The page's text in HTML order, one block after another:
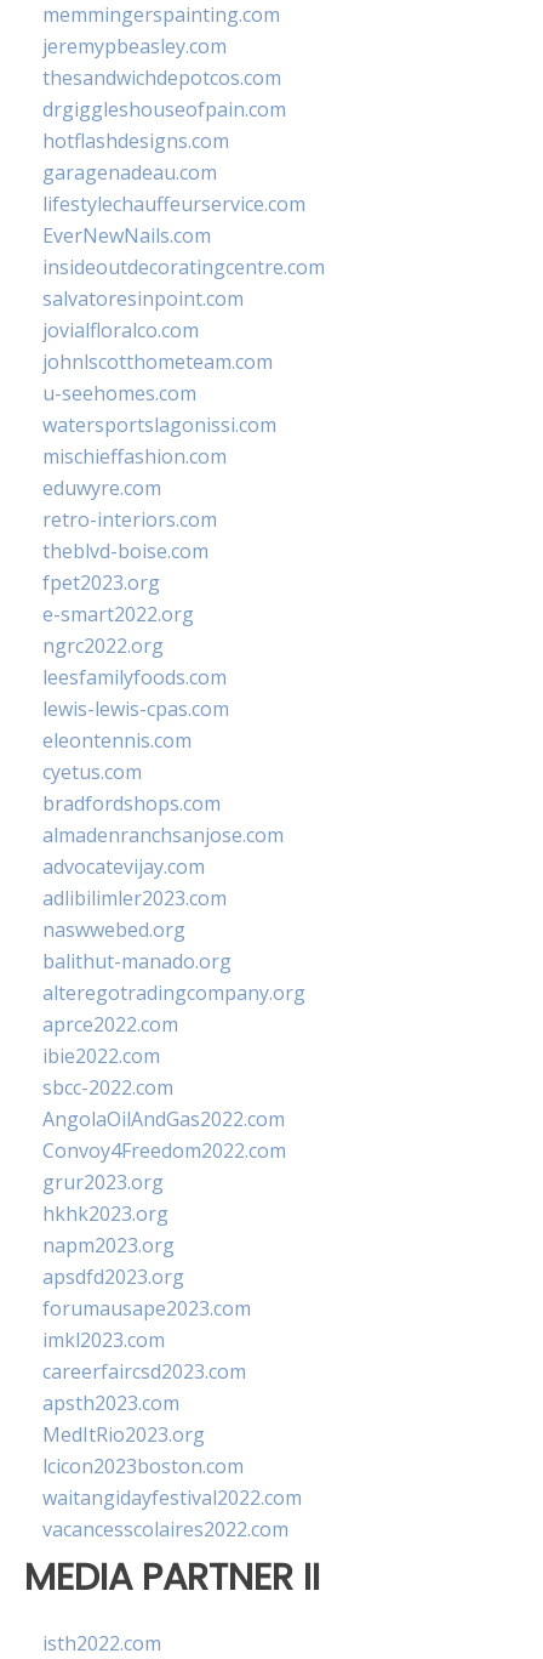
memmingerspainting.com
jeremypbeasley.com
thesandwichdepotcos.com
drgiggleshouseofpain.com
hotflashdesigns.com
garagenadeau.com
lifestylechauffeurservice.com
EverNewNails.com
insideoutdecoratingcentre.com
salvatoresinpoint.com
jovialfloralco.com
johnlscotthometeam.com
u-seehomes.com
watersportslagonissi.com
mischieffashion.com
eduwyre.com
retro-interiors.com
theblvd-boise.com
fpet2023.org
e-smart2022.org
ngrc2022.org
leesfamilyfoods.com
lewis-lewis-cpas.com
eleontennis.com
cyetus.com
bradfordshops.com
almadenranchsanjose.com
advocatevijay.com
adlibilimler2023.com
naswwebed.org
balithut-manado.org
alteregotradingcompany.org
aprce2022.com
ibie2022.com
sbcc-2022.com
AngolaOilAndGas2022.com
Convoy4Freedom2022.com
grur2023.org
hkhk2023.org
napm2023.org
apsdfd2023.org
forumausape2023.com
imkl2023.com
careerfaircsd2023.com
apsth2023.com
MedItRio2023.org
lcicon2023boston.com
waitangidayfestival2022.com
vacancesscolaires2022.com
MEDIA PARTNER II
isth2022.com